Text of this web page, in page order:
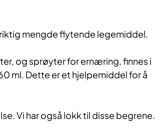
mengde flytende legemiddel.
og sprøyter for ernæring, finnes i
ml. Dette er et hjelpemiddel for å
Vi har også lokk til disse begrene.